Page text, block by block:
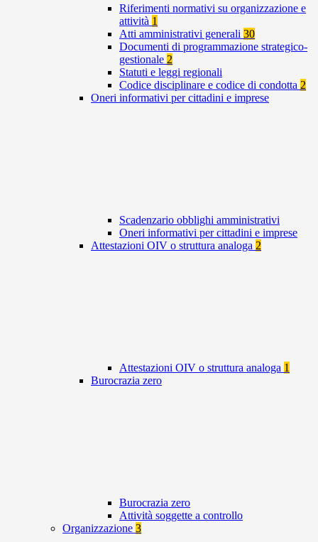
Riferimenti normativi su organizzazione e
attività 1
Atti amministrativi generali 30
Documenti di programmazione strategico-
gestionale 2
Statuti e leggi regionali
Codice disciplinare e codice di condotta 2
Oneri informativi per cittadini e imprese
Scadenzario obblighi amministrativi
Oneri informativi per cittadini e imprese
Attestazioni OIV o struttura analoga 2
Attestazioni OIV o struttura analoga 1
Burocrazia zero
Burocrazia zero
Attività soggette a controllo
Organizzazione 3